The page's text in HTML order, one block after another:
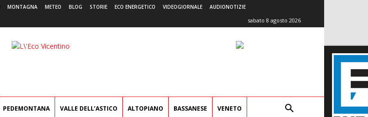
MONTAGNA METEO BLOG STORIE ECO ENERGETICO VIDEOGIORNALE AUDIONOTIZIE
sabato 8 agosto 2026
L'Eco
PEDEMONTANA VALLE DELL’ASTICO ALTOPIANO BASSANESE VENETO